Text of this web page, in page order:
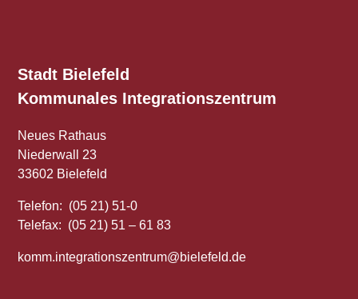
Stadt Bielefeld
Kommunales Integrationszentrum
Neues Rathaus
Niederwall 23
33602 Bielefeld
Telefon: (05 21) 51-0
Telefax: (05 21) 51 – 61 83
komm.integrationszentrum@bielefeld.de